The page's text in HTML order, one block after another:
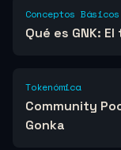
Conceptos Básicos
Qué es GNK:
Tokenómica
Community
Gonka